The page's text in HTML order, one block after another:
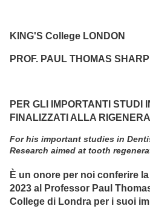
KING'S College LONDON
PROF. PAUL THOMAS
PER GLI IMPORTANTI STUDI
FINALIZZATI ALLA
For his important studies in
Research aimed at tooth
È un onore per noi conferire
2023 al Professor Paul
College di Londra per i suoi